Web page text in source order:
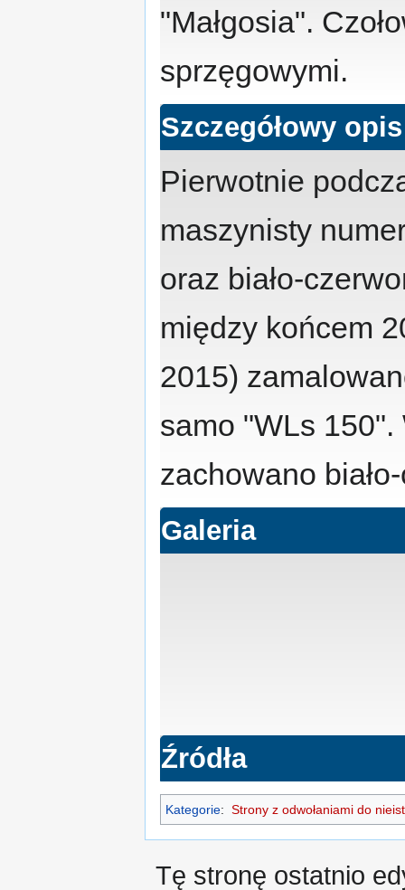
"Małgosia".
sprzęgowymi.
Szczegółowy
Pierwotnie
maszynisty
oraz biało-
między końcem
2015)
samo "WLs
zachowano
Galeria
Źródła
Kategorie: Strony z odwołaniami do
Tę stronę ostatnio